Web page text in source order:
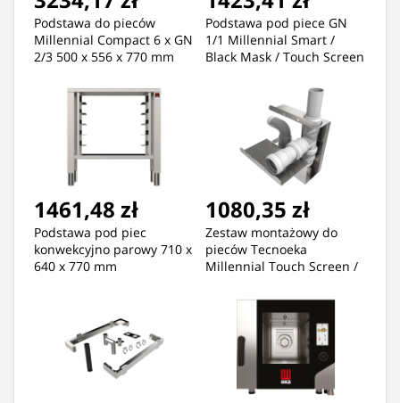
Podstawa do pieców
Millennial Compact 6 x GN
2/3 500 x 556 x 770 mm
Podstawa pod piece GN
1/1 Millennial Smart /
Black Mask / Touch Screen
1461,48 zł
Podstawa pod piec
konwekcyjno parowy 710 x
640 x 770 mm
1080,35 zł
Zestaw montażowy do
pieców Tecnoeka
Millennial Touch Screen /